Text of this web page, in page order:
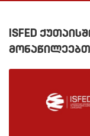
ISFED